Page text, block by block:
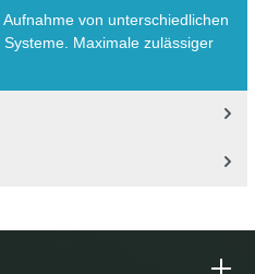
von unterschiedlichen
Maximale zulässiger